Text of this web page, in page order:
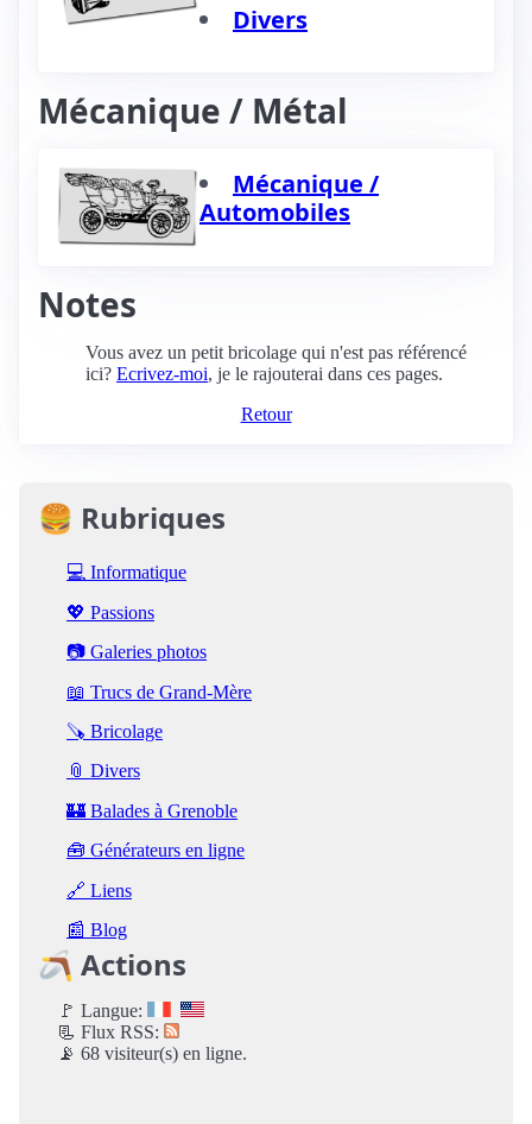
Divers
Mécanique / Métal
Mécanique /
Automobiles
Notes
Vous avez un petit bricolage qui n'est pas référencé
ici? Ecrivez-moi, je le rajouterai dans ces pages.
Retour
🍔 Rubriques
💻 Informatique
💖 Passions
📷 Galeries photos
📖 Trucs de Grand-Mère
🪚 Bricolage
📎 Divers
🏰 Balades à Grenoble
🧰 Générateurs en ligne
🔗 Liens
📰 Blog
🪃 Actions
🚩 Langue:
📃 Flux RSS:
📡 68 visiteur(s) en ligne.